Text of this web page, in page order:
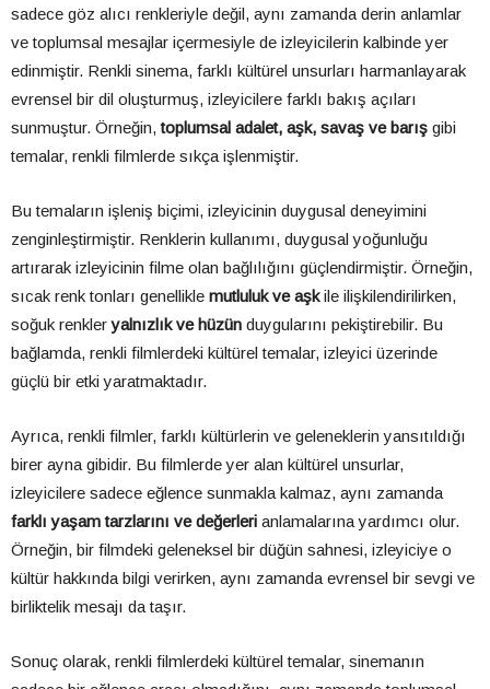
sadece göz alıcı renkleriyle değil, aynı zamanda derin anlamlar
ve toplumsal mesajlar içermesiyle de izleyicilerin kalbinde yer
edinmiştir. Renkli sinema, farklı kültürel unsurları harmanlayarak
evrensel bir dil oluşturmuş, izleyicilere farklı bakış açıları
sunmuştur. Örneğin,toplumsal adalet, aşk, savaş ve barış gibi
temalar, renkli filmlerde sıkça işlenmiştir.
Bu temaların işleniş biçimi, izleyicinin duygusal deneyimini
zenginleştirmiştir. Renklerin kullanımı, duygusal yoğunluğu
artırarak izleyicinin filme olan bağlılığını güçlendirmiştir. Örneğin,
sıcak renk tonları genellikle mutluluk ve aşkile ilişkilendirilirken,
soğuk renkleryalnızlık ve hüzün duygularını pekiştirebilir. Bu
bağlamda, renkli filmlerdeki kültürel temalar, izleyici üzerinde
güçlü bir etki yaratmaktadır.
Ayrıca, renkli filmler, farklı kültürlerin ve geleneklerin yansıtıldığı
birer ayna gibidir. Bu filmlerde yer alan kültürel unsurlar,
izleyicilere sadece eğlence sunmakla kalmaz, aynı zamanda
farklı yaşam tarzlarını ve değerleri anlamalarına yardımcı olur.
Örneğin, bir filmdeki geleneksel bir düğün sahnesi, izleyiciye o
kültür hakkında bilgi verirken, aynı zamanda evrensel bir sevgi ve
birliktelik mesajı da taşır.
Sonuç olarak, renkli filmlerdeki kültürel temalar, sinemanın